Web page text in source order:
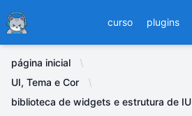
Ducafecat curso plugins
página inicial
UI, Tema e Cor
biblioteca de widgets e estrutura de IU